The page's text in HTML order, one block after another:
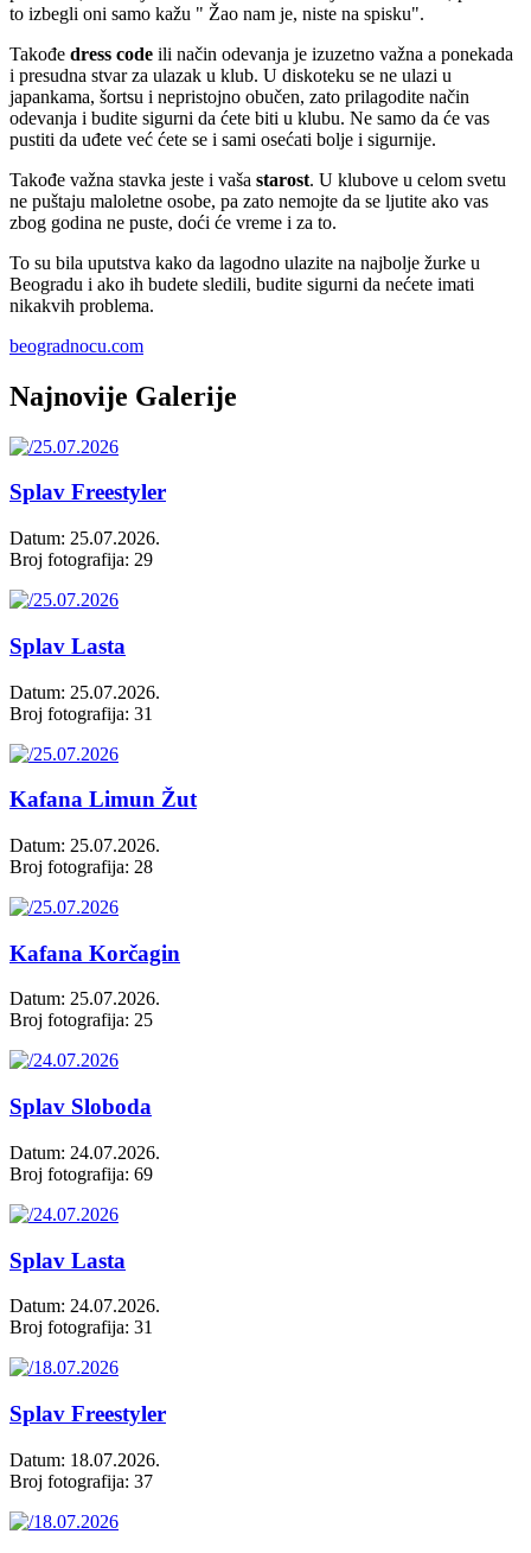
to izbegli oni samo kažu " Žao nam je, niste na spisku".
Takođe dress code ili način odevanja je izuzetno važna a ponekada
i presudna stvar za ulazak u klub. U diskoteku se ne ulazi u
japankama, šortsu i nepristojno obučen, zato prilagodite način
odevanja i budite sigurni da ćete biti u klubu. Ne samo da će vas
pustiti da uđete već ćete se i sami osećati bolje i sigurnije.
Takođe važna stavka jeste i vaša starost. U klubove u celom svetu
ne puštaju maloletne osobe, pa zato nemojte da se ljutite ako vas
zbog godina ne puste, doći će vreme i za to.
To su bila uputstva kako da lagodno ulazite na najbolje žurke u
Beogradu i ako ih budete sledili, budite sigurni da nećete imati
nikakvih problema.
beogradnocu.com
Najnovije Galerije
Splav Freestyler
Datum: 25.07.2026.
Broj fotografija: 29
Splav Lasta
Datum: 25.07.2026.
Broj fotografija: 31
Kafana Limun Žut
Datum: 25.07.2026.
Broj fotografija: 28
Kafana Korčagin
Datum: 25.07.2026.
Broj fotografija: 25
Splav Sloboda
Datum: 24.07.2026.
Broj fotografija: 69
Splav Lasta
Datum: 24.07.2026.
Broj fotografija: 31
Splav Freestyler
Datum: 18.07.2026.
Broj fotografija: 37